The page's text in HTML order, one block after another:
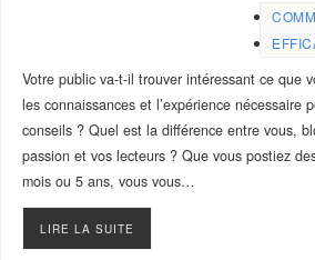
Votre public va-t-il trouver intéressant ce que
les connaissances et l’expérience nécessaire
conseils ? Quel est la différence entre vous,
passion et vos lecteurs ? Que vous postiez
mois ou 5 ans, vous vous…
LIRE LA SUITE